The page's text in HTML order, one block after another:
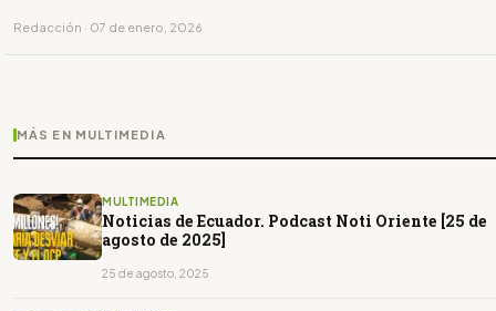
Redacción · 07 de enero, 2026
MÁS EN MULTIMEDIA
MULTIMEDIA
Noticias de Ecuador. Podcast Noti Oriente [25 de
agosto de 2025]
25 de agosto, 2025